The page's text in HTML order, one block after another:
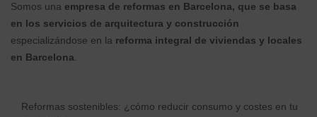
Somos una empresa de reformas en Barcelona, que se basa
en los servicios de arquitectura y construcción
especializándose en la reforma integral de viviendas y locales
en Barcelona
Reformas sostenibles: ¿cómo reducir consumo y costes en tu